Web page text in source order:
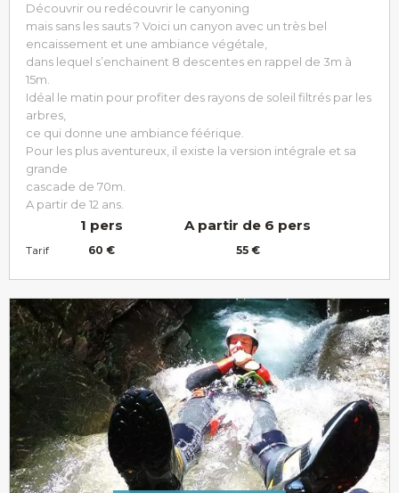
Découvrir ou redécouvrir le canyoning
mais sans les sauts ? Voici un canyon avec un très bel
encaissement et une ambiance végétale,
dans lequel s’enchainent 8 descentes en rappel de 3m à
15m.
Idéal le matin pour profiter des rayons de soleil filtrés par les
arbres,
ce qui donne une ambiance féérique.
Pour les plus aventureux, il existe la version intégrale et sa
grande
cascade de 70m.
A partir de 12 ans.
1 pers A partir de 6 pers
Tarif 60 € 55 €